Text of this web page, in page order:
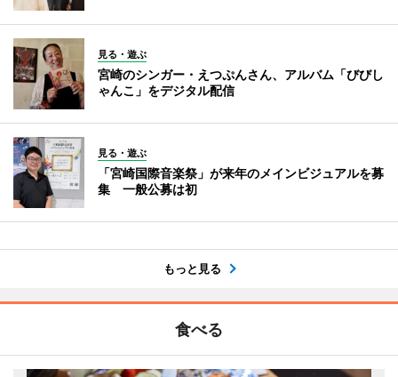
見る・遊ぶ
宮崎のシンガー・えつぷんさん、アルバム「びびし
ゃんこ」をデジタル配信
見る・遊ぶ
「宮崎国際音楽祭」が来年のメインビジュアルを募
集 一般公募は初
もっと見る
食べる